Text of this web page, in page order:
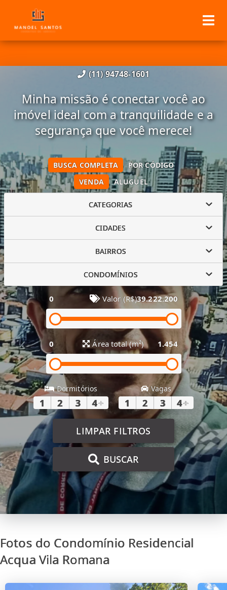
(11) 94748-1601
Minha missão é conectar você ao
imóvel ideal com a tranquilidade e a
segurança que você merece!
VENDA ALUGUEL
BUSCA COMPLETA POR CÓDIGO
CATEGORIAS
CIDADES
BAIRROS
CONDOMÍNIOS
0 Valor (R$)39.222.200
0 Área total (m²) 1.454
Dormitórios
1 2 3 4+
Vagas
1 2 3 4+
LIMPAR FILTROS
BUSCAR
Fotos do Condomínio Residencial
Acqua Vila Romana